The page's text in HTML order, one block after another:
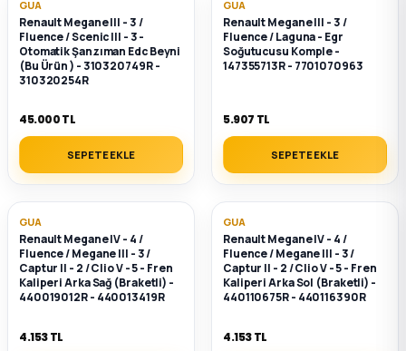
Parça
GUA
Renault Megane III - 3 /
Fluence / Scenic III - 3 -
Otomatik Şanzıman Edc Beyni
(Bu Ürün ) - 310320749R -
310320254R
45.000 TL
SEPETE EKLE
GUA
Renault Megane III - 3 /
Fluence / Laguna - Egr
Soğutucusu Komple -
147355713R - 7701070963
5.907 TL
SEPETE EKLE
GUA
Renault Megane IV - 4 /
Fluence / Megane III - 3 /
Captur II - 2 / Clio V - 5 - Fren
Kaliperi Arka Sağ (Braketli) -
440019012R - 440013419R
4.153 TL
GUA
Renault Megane IV - 4 /
Fluence / Megane III - 3 /
Captur II - 2 / Clio V - 5 - Fren
Kaliperi Arka Sol (Braketli) -
440110675R - 440116390R
4.153 TL